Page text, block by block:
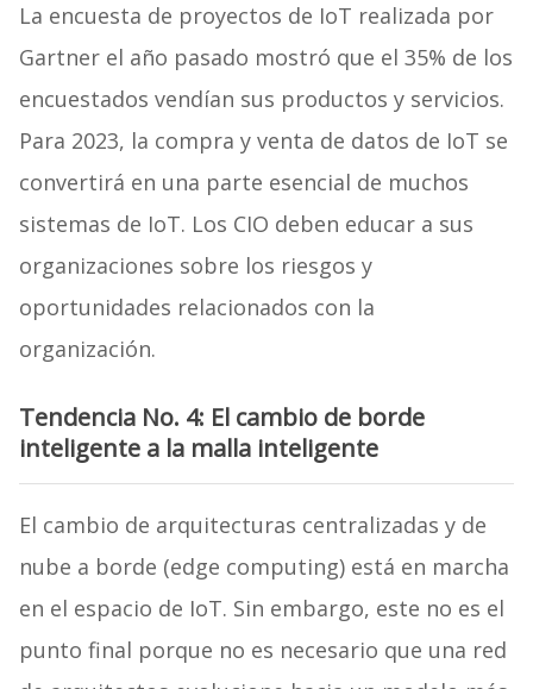
La encuesta de proyectos de IoT realizada por
Gartner el año pasado mostró que el 35% de los
encuestados vendían sus productos y servicios.
Para 2023, la compra y venta de datos de IoT se
convertirá en una parte esencial de muchos
sistemas de IoT. Los CIO deben educar a sus
organizaciones sobre los riesgos y
oportunidades relacionados con la
organización.
Tendencia No. 4: El cambio de borde
inteligente a la malla inteligente
El cambio de arquitecturas centralizadas y de
nube a borde (edge computing) está en marcha
en el espacio de IoT. Sin embargo, este no es el
punto final porque no es necesario que una red